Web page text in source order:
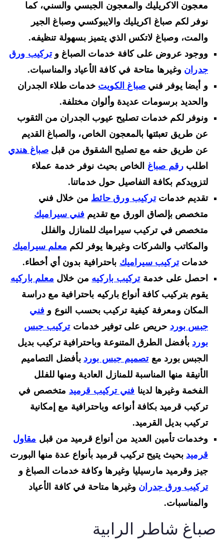
معجون الاكريليك والمعجون الجبسي والسني، كما
نوفر لكم صباغ اكريليك والايبوكسي وصباغ الجير
والمت، وصباغ لاتكس الذي يتميز بسهولة تنظيفه.
ووجود عروض على كافة خدمات الصباغ وتركيب ورق
جدرانوغيرها متاحة في كافة الأعياد والمناسبات.
و أيضا يوفر فنيصباغ الكويتخدمات طلاء الجدران
والحديد برسومات عديدة وألوان مختلفة.
ونوفر لكم خدمات تصليح عيوب الجدران من الثقوب
عن طريق تعبئتها بالمعجون الخاص، والصباغ القديم
عن طريق حفه مع تصليح الشقوق من قبلصباغ هندي
اطلبرقم صباغالخاص بحيث نوفر خدمة عملاء
لتزويدكم بكافة التفاصيل حول خدماتنا.
تقديم خدماتتركيب ورق حائطمن خلال فني
متخصص بإلصاق الورق مع تقديمفني سيراميك
متخصص في تركيب سيراميك للمنازل والفلل
والمكاتب والشركات وغيرها يوفر لكممعلم سيراميك
خدماتتركيب سيراميكباحترافية بدون أي أخطاء.
احصل على خدمةتركيب باركيه من خلالمعلم باركيه
يقوم بتركيب كافة أنواع باركيه باحترافية مع دراسة
المكان ومعرفة كيفية تركيب بحسب النوع وفني
جبس بوردحريص على توفير خدماتتركيب جبس
بوردبأفضل الطرق المتنوعة وباحترافية تركيب بديل
الجبس بورد مع تصميم جبس بوردبأفضل التصاميم
الأنيقة منها المناسبة للمنازل العادية ومنها للفلل
الفخمة وغيرها لدينافني تركيب قرميد متخصص في
تركيب قرميد بكافة أنواعه وباحترافية مع إمكانية
تركيب بديل القرميد.
وخدمات تأمين العديد من أنواع قرميد من قبلمقاول
قرميد بحيث يتيح تركيب قرميد بأنواع عدة منها البورت
جيز وقرميد مارسيليا وغيرها وكافة خدمات الصباغ و
تركيب ورق جدرانوغيرها متاحة في كافة الأعياد
والمناسبات.
شاطر الرابية